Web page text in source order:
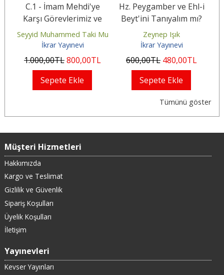
İsfahanî
C.1 - İmam Mehdi'ye
Karşı Görevlerimiz ve
Dua Etmenin Faziletleri
Seyyid Muhammed Taki Musevî İsfahanî
İkrar Yayınevi
1.000,00TL800,00TL
Sepete Ekle
Hz. Peygamber ve Ehl-i
Beyt'ini Tanıyalım mı?
Zeynep Işık
İkrar Yayınevi
600,00TL 480,00TL
Sepete Ekle
Tümünü göster
Müşteri Hizmetleri
Hakkımızda
Kargo ve Teslimat
Gizlilik ve Güvenlik
Sipariş Koşulları
Üyelik Koşulları
İletişim
Yayınevleri
Kevser Yayınları